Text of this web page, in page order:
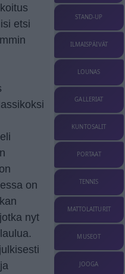
etsi
on
nyt
STAND-UP
ILMAISPÄIVÄT
LOUNAS
GALLERIAT
KUNTOSALIT
PORTAAT
TENNIS
MATTOLAITURIT
MUSEOT
JOOGA